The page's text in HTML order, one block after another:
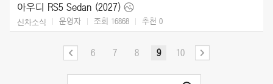
아우디 RS5 Sedan (2027)
신차소식 운영자 조회 16868 추천 0
6 7 8 9 10